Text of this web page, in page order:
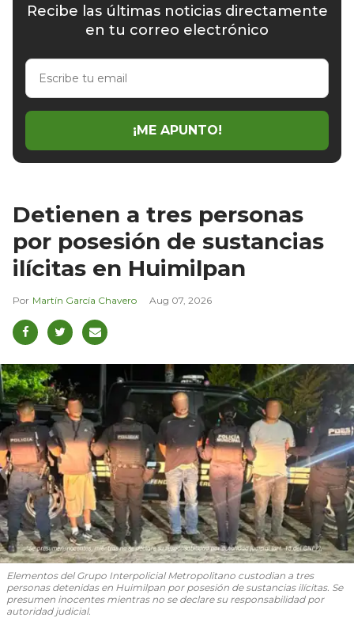
Recibe las últimas noticias directamente
en tu correo electrónico
Escribe
email
¡ME APUNTO!
Detienen a tres personas
por posesión de sustancias
ilícitas en Huimilpan
Martín García Chavero Aug 07, 2026
Elementos del Grupo Interpolicial Metropolitano custodian a tres
personas detenidas en Huimilpan por posesión de sustancias ilícitas. Se
presumen inocentes mientras no se declare su responsabilidad por
autoridad judicial.